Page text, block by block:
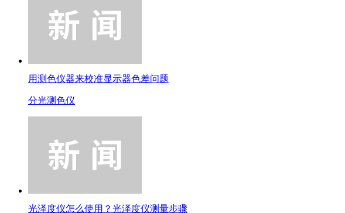
用测色仪器来校准显示器色差问题
分光测色仪
光泽度仪怎么使用？光泽度仪测量步骤